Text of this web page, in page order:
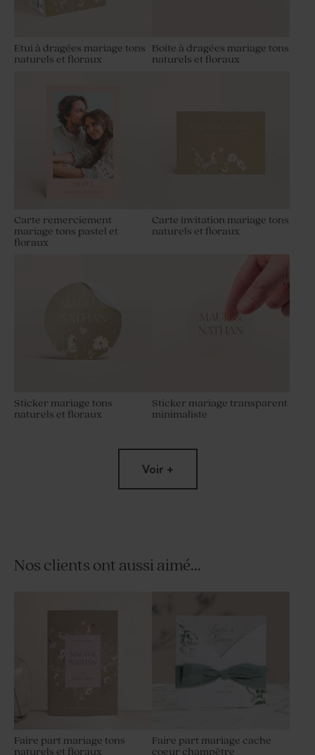
Etui à dragées mariage tons
naturels et floraux
Boite à dragées mariage tons
naturels et floraux
Carte remerciement
mariage tons pastel et
floraux
Carte invitation mariage tons
naturels et floraux
Sticker mariage tons
naturels et floraux
Sticker mariage transparent
minimaliste
Save the date tons naturels
Voir +
Nos clients ont aussi aimé...
Faire part mariage tons
naturels et floraux
Faire part mariage cache
coeur champêtre